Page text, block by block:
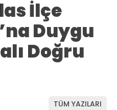
İlçe
Duygu
Doğru
TÜM YAZILARI